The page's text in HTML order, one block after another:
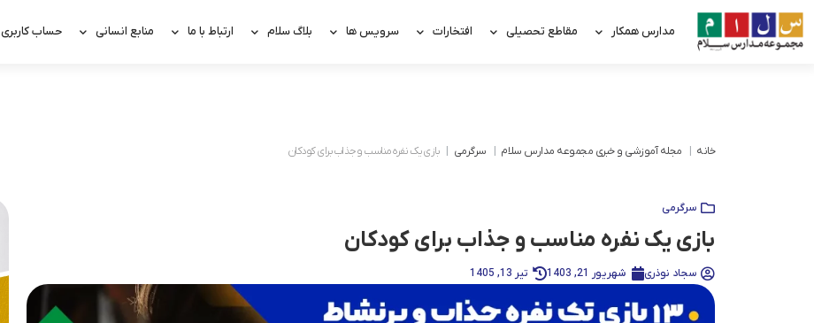
مدارس همکار مقاطع تحصیلی افتخارات سرویس ها بلاگ سلام ارتباط با ما منابع انسانی حساب کاربری
خانه مجله آموزشی و خبری مجموعه مدارس سلام سرگرمی بازی یک نفره مناسب و جذاب برای کودکان
سرگرمی
بازی یک نفره مناسب و جذاب برای کودکان
سجاد نوذری شهریور 21, 1403 تیر 13, 1405